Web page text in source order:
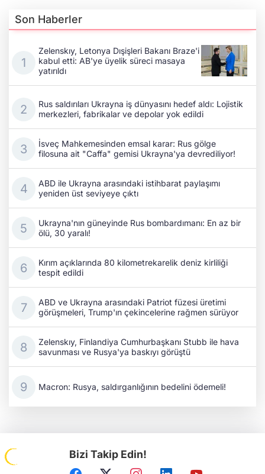
Son Haberler
Zelenskıy, Letonya Dışişleri Bakanı Braze'i
kabul etti: AB'ye üyelik süreci masaya
yatırıldı
Rus saldırıları Ukrayna iş dünyasını hedef aldı: Lojistik
merkezleri, fabrikalar ve depolar yok edildi
İsveç Mahkemesinden emsal karar: Rus gölge
filosuna ait "Caffa" gemisi Ukrayna'ya devrediliyor!
ABD ile Ukrayna arasındaki istihbarat paylaşımı
yeniden üst seviyeye çıktı
Ukrayna'nın güneyinde Rus bombardımanı: En az bir
ölü, 30 yaralı!
Kırım açıklarında 80 kilometrekarelik deniz kirliliği
tespit edildi
ABD ve Ukrayna arasındaki Patriot füzesi üretimi
görüşmeleri, Trump'ın çekincelerine rağmen sürüyor
Zelenskıy, Finlandiya Cumhurbaşkanı Stubb ile hava
savunması ve Rusya'ya baskıyı görüştü
Macron: Rusya, saldırganlığının bedelini ödemeli!
Bizi Takip Edin!